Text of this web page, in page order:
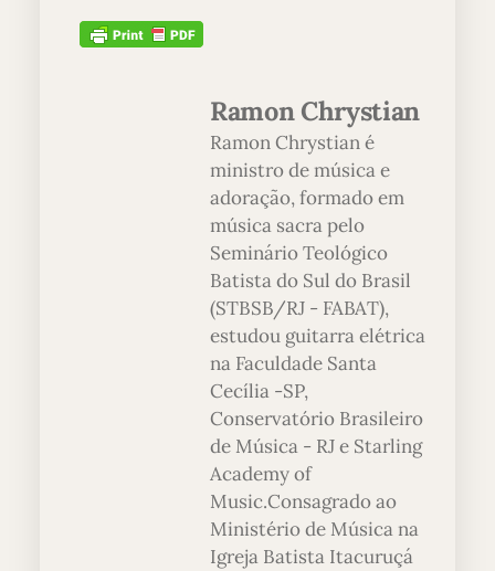
Ramon Chrystian
Ramon Chrystian é
ministro de música e
adoração, formado em
música sacra pelo
Seminário Teológico
Batista do Sul do Brasil
(STBSB/RJ - FABAT),
estudou guitarra elétrica
na Faculdade Santa
Cecília -SP,
Conservatório Brasileiro
de Música - RJ e Starling
Academy of
Music.Consagrado ao
Ministério de Música na
Igreja Batista Itacuruçá